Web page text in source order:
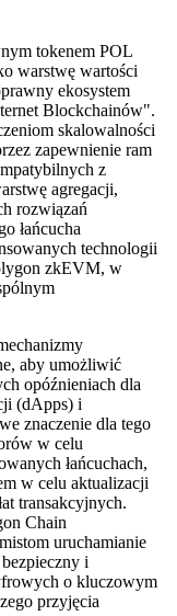
tokenem POL
warstwę wartości
ekosystem
Blockchainów".
skalowalności
zapewnienie ram
z
agregacji,
rozwiązań
łańcucha
technologii
zkEVM, w
aby umożliwić
opóźnieniach dla
(dApps) i
znaczenie dla tego
w celu
łańcuchach,
w celu aktualizacji
transakcyjnych.
Chain
uruchamianie
i
o kluczowym
przyjęcia